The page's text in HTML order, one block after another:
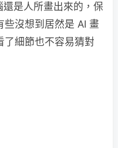
是人所畫出來的，保
些沒想到居然是 AI 畫
了細節也不容易猜對